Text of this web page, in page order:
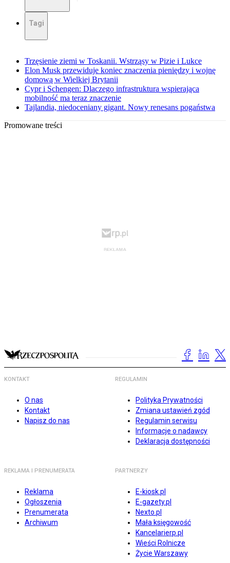
Tagi
Trzęsienie ziemi w Toskanii. Wstrząsy w Pizie i Lukce
Elon Musk przewiduje koniec znaczenia pieniędzy i wojnę
domową w Wielkiej Brytanii
Cypr i Schengen: Dlaczego infrastruktura wspierająca
mobilność ma teraz znaczenie
Tajlandia, niedoceniany gigant. Nowy renesans pogaństwa
Promowane treści
KONTAKT
O nas
Kontakt
Napisz do nas
REGULAMIN
Polityka Prywatności
Zmiana ustawień zgód
Regulamin serwisu
Informacje o nadawcy
Deklaracja dostępności
REKLAMA I PRENUMERATA
Reklama
Ogłoszenia
Prenumerata
Archiwum
PARTNERZY
E-kiosk.pl
E-gazety.pl
Nexto.pl
Mała księgowość
Kancelarierp.pl
Wieści Rolnicze
Życie Warszawy